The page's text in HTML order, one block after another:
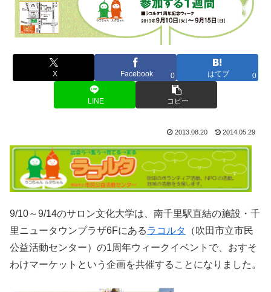
X Facebook 0 はてブ 0
LINE コピー
2013.08.20 2014.05.29
9/10～9/14のサロン文化大学は、南千里駅直結の施設・千
里ニュータウンプラザ6Fにあるラコルタ
（吹田市立市民
公益活動センター）の1周年ウィークイベントで、おすそ
わけマーケットという企画を共催することになりました。